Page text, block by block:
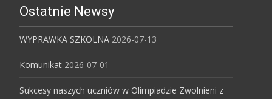
Ostatnie Newsy
WYPRAWKA SZKOLNA 2026-07-13
Komunikat 2026-07-01
Sukcesy naszych uczniów w Olimpiadzie Zwolnieni z